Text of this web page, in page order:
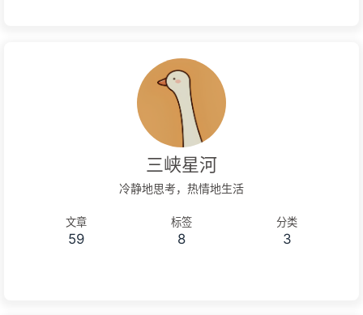
三峡星河
冷静地思考，热情地生活
文章
59
标签
8
分类
3